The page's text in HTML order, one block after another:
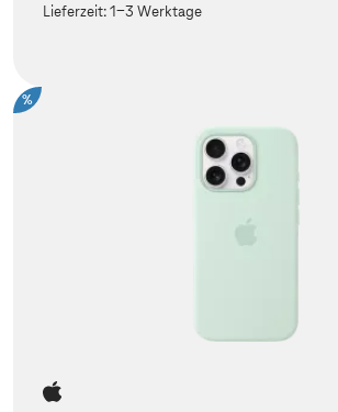
Lieferzeit:1-3 Werktage
%